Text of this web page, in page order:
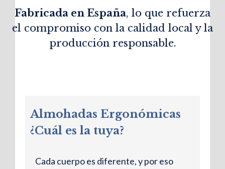
Fabricada en España, lo que refuerza
el compromiso con la calidad local y la
producción responsable.
Almohadas Ergonómicas
¿Cuál es la tuya?
Cada cuerpo es diferente, y por eso